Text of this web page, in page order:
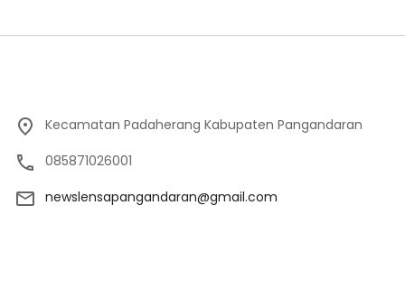
Kecamatan Padaherang Kabupaten Pangandaran
085871026001
newslensapangandaran@gmail.com